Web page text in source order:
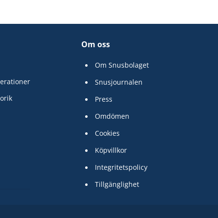
Om oss
Om Snusbolaget
Snusjournalen
Press
Omdömen
Cookies
Köpvillkor
Integritetspolicy
Tillgänglighet